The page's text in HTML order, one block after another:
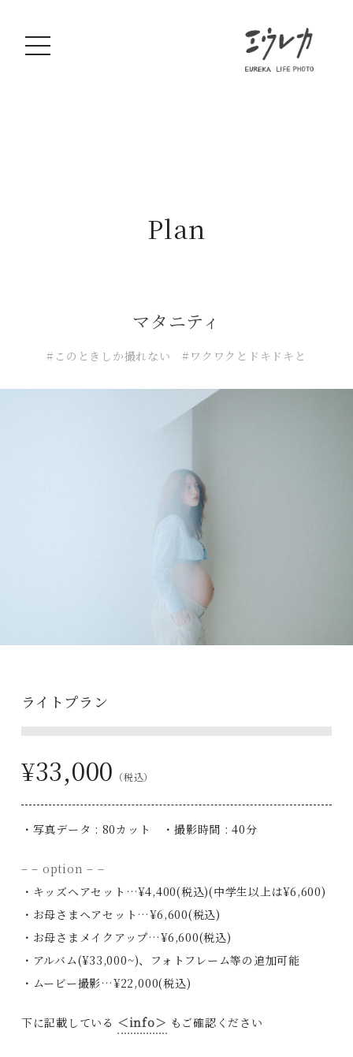
Plan
マタニティ
#このときしか撮れない #ワクワクとドキドキと
ライトプラン
¥33,000 （税込）
・写真データ : 80カット ・撮影時間 : 40分
– – option – –
・キッズヘアセット…¥4,400(税込)(中学生以上は¥6,600)
・お母さまヘアセット…¥6,600(税込)
・お母さまメイクアップ…¥6,600(税込)
・アルバム(¥33,000~)、フォトフレーム等の追加可能
・ムービー撮影…¥22,000(税込)
下に記載している ＜info＞ もご確認ください